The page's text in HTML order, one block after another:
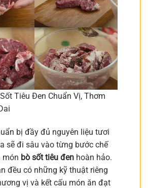
Tiêu Đen Chuẩn Vị, Thơm
bị đầy đủ nguyên liệu tươi
sẽ đi sâu vào từng bước chế
món bò sốt tiêu đen hoàn hảo.
đều có những kỹ thuật riêng
vị và kết cấu món ăn đạt